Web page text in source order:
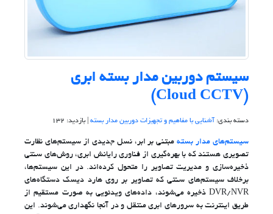
سیستم دوربین مدار بسته ابری
(Cloud CCTV)
دسته بندی: آشنایی با مفاهیم و تجهیزات دوربین مدار بسته | بازدید: 132
سیستم‌های مدار بستهمبتنی بر ابر، نسل جدیدی از سیستم‌های نظارت
تصویری هستند که با بهره‌گیری از فناوری رایانش ابری، روش‌های سنتی
ذخیره‌سازی و مدیریت تصاویر را متحول کرده‌اند. در این سیستم‌ها،
برخلاف سیستم‌های سنتی که تصاویر بر روی هارد دیسک دستگاه‌های
DVR/NVR ذخیره می‌شوند، داده‌های ویدئویی به صورت مستقیم از
طریق اینترنت به سرورهای ابری منتقل و در آنجا نگهداری می‌شوند. این